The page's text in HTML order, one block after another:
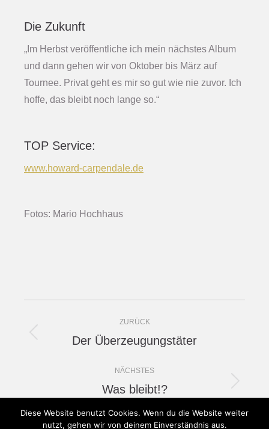
Die Zukunft
„Im Herbst veröffentliche ich mein nächstes Album
und dann gehen wir von Oktober bis März auf
Tournee. Privat geht es mir so gut wie nie zuvor. Ich
hoffe, das bleibt noch lange so.“
TOP Service:
www.howard-carpendale.de
Fotos: Mario Hochhaus
navigation
ZURÜCK
Previous
Der Überzeugungstäter
NÄCHSTES
Next
Was bleibt!?
Diese Website benutzt Cookies. Wenn du die Website weiter
nutzt, gehen wir von deinem Einverständnis aus.